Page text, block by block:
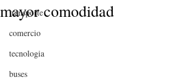
transporte
comercio
tecnologia
buses
mayor comodidad